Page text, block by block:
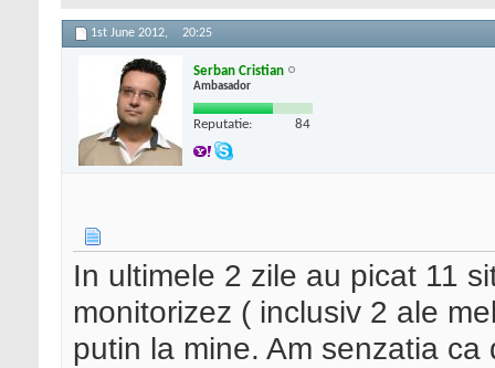
1st June 2012, 20:25
Serban Cristian
Ambasador
Reputatie: 84
In ultimele 2 zile au picat 11
monitorizez ( inclusiv 2 ale
putin la mine. Am senzatia